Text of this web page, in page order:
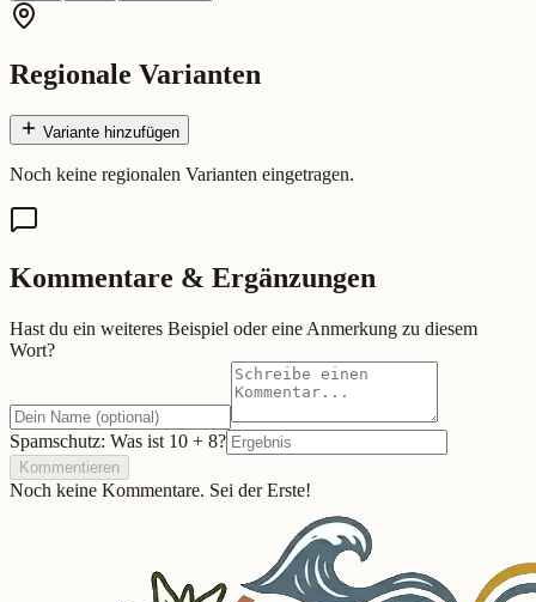
Regionale Varianten
Variante hinzufügen
Noch keine regionalen Varianten eingetragen.
Kommentare & Ergänzungen
Hast du ein weiteres Beispiel oder eine Anmerkung zu diesem
Wort?
Spamschutz: Was ist 10 + 8?
Kommentieren
Noch keine Kommentare. Sei der Erste!